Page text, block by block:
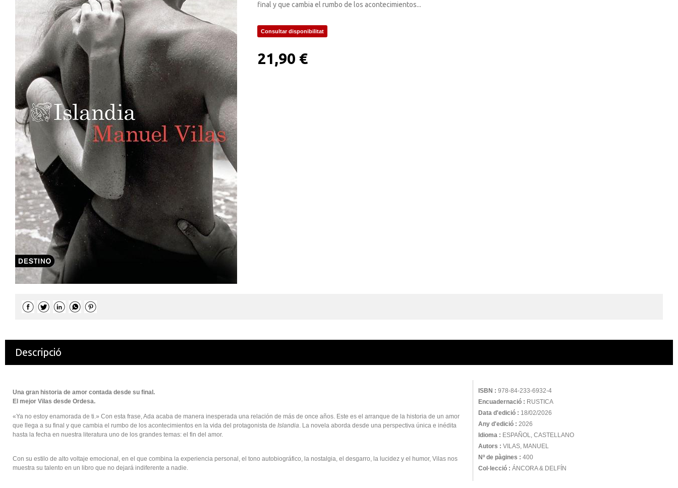
final y que cambia el rumbo de los acontecimientos...
Consultar disponibilitat
21,90 €
Descripció
ISBN : 978-84-233-6932-4
Encuadernació : RUSTICA
Data d'edició : 18/02/2026
Any d'edició : 2026
Idioma : ESPAÑOL, CASTELLANO
Autors : VILAS, MANUEL
Nº de pàgines : 400
Col·lecció : ÁNCORA & DELFÍN
Una gran historia de amor contada desde su final.
El mejor Vilas desde Ordesa.
«Ya no estoy enamorada de ti.» Con esta frase, Ada acaba de manera inesperada una relación de más de once años. Este es el arranque de la historia de un amor
que llega a su final y que cambia el rumbo de los acontecimientos en la vida del protagonista de Islandia. La novela aborda desde una perspectiva única e inédita
hasta la fecha en nuestra literatura uno de los grandes temas: el fin del amor.
Con su estilo de alto voltaje emocional, en el que combina la experiencia personal, el tono autobiográfico, la nostalgia, el desgarro, la lucidez y el humor, Vilas nos
muestra su talento en un libro que no dejará indiferente a nadie.